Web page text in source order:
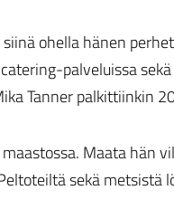
ohella hänen
palveluissa
Tanner palkittiinkin
Maata hän
sekä metsistä